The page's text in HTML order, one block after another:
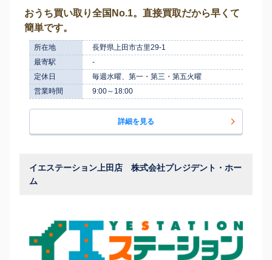
おうち買い取り全国No.1。直接買取だから早くて
簡単です。
所在地
長野県上田市古里29-1
最寄駅
-
定休日
毎週水曜、第一・第三・第五火曜
営業時間
9:00～18:00
詳細を見る
イエステーション上田店 株式会社プレジデント・ホー
ム